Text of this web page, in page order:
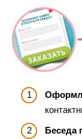
Беседа